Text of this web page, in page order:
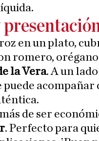
en un plato,
romero,
la Vera. A un
puede
de ser
. Perfecto para